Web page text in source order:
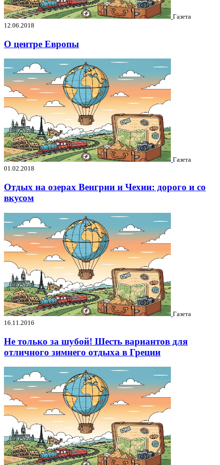
Газета
12.06.2018
О центре Европы
Газета
01.02.2018
Отдых на озерах Венгрии и Чехии: дорого и со
вкусом
Газета
16.11.2016
Не только за шубой! Шесть вариантов для
отличного зимнего отдыха в Греции